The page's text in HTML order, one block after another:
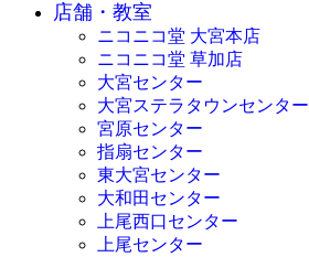
店舗・教室
ニコニコ堂 大宮本店
ニコニコ堂 草加店
大宮センター
大宮ステラタウンセンター
宮原センター
指扇センター
東大宮センター
大和田センター
上尾西口センター
上尾センター